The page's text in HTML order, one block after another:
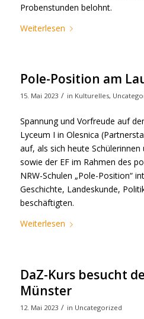
Probenstunden belohnt.
Weiterlesen
Pole-Position am
15. Mai 2023 / in Kulturelles,
Spannung und Vorfreude auf
Lyceum I in Olesnica
auf, als sich heute Schülerinnen
sowie der EF im Rahmen des
NRW-Schulen „Pole-Position“
Geschichte, Landeskunde,
beschäftigten.
Weiterlesen
DaZ-Kurs besucht
Münster
12. Mai 2023 / in Uncategorized